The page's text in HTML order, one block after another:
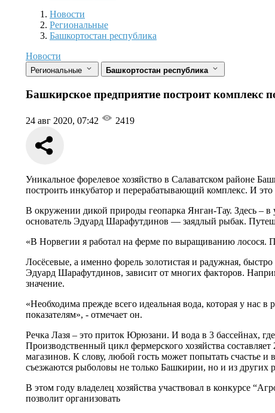
Новости
Разделы
Новости
Региональные
Башкортостан республика
Новости
Региональные Башкортостан республика
Башкирское предприятие построит комплекс
24 авг 2020, 07:42 2419
Уникальное форелевое хозяйство в Салаватском районе
построить инкубатор и перерабатывающий комплекс. И
В окружении дикой природы геопарка Янган-Тау. Здесь – в
основатель Эдуард Шарафутдинов — заядлый рыбак.
«В Норвегии я работал на ферме по выращиванию лосося.
Лосёсевые, а именно форель золотистая и радужная,
Эдуард Шарафутдинов, зависит от многих факторов.
значение.
«Необходима прежде всего идеальная вода, которая у
показателям», - отмечает он.
Речка Лазя – это приток Юрюзани. И вода в 3 бассейнах,
Производственный цикл фермерского хозяйства
магазинов. К слову, любой гость может попытать счастье
съезжаются рыболовы не только Башкирии, но и из других
В этом году владелец хозяйства участвовал в конкурсе
позволит организовать